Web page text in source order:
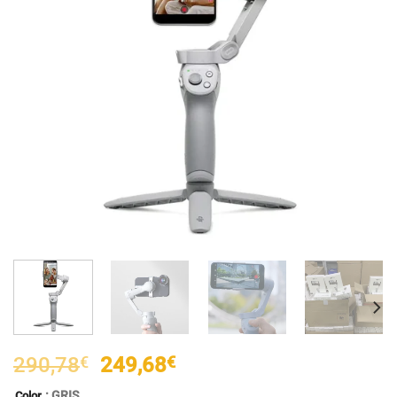
290,78€
El
249,68€El